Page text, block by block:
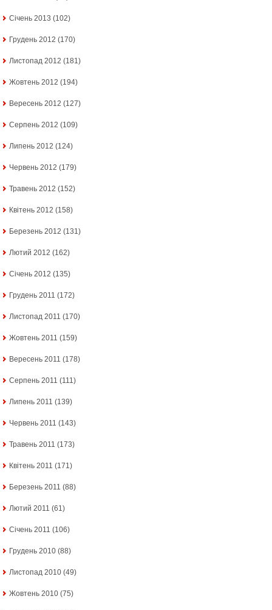
Січень 2013 (102)
Грудень 2012 (170)
Листопад 2012 (181)
Жовтень 2012 (194)
Вересень 2012 (127)
Серпень 2012 (109)
Липень 2012 (124)
Червень 2012 (179)
Травень 2012 (152)
Квітень 2012 (158)
Березень 2012 (131)
Лютий 2012 (162)
Січень 2012 (135)
Грудень 2011 (172)
Листопад 2011 (170)
Жовтень 2011 (159)
Вересень 2011 (178)
Серпень 2011 (111)
Липень 2011 (139)
Червень 2011 (143)
Травень 2011 (173)
Квітень 2011 (171)
Березень 2011 (88)
Лютий 2011 (61)
Січень 2011 (106)
Грудень 2010 (88)
Листопад 2010 (49)
Жовтень 2010 (75)